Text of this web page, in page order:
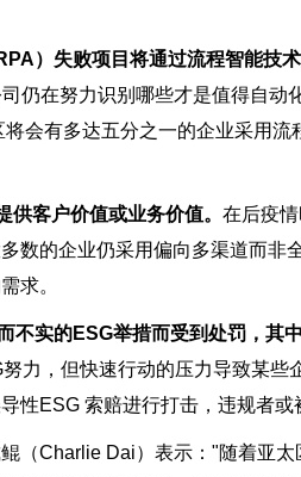
）失败项目将通过流程智能技术
仍在努力识别哪些才是值得自动
会有多达五分之一的企业采用
供客户价值或业务价值。 在后疫
数的企业仍采用偏向多渠道而非
求。
不实的ESG举措而受到处罚，其
力，但快速行动的压力导致某些
性ESG 索赔进行打击，违规者或
Charlie Dai）表示："随着亚太